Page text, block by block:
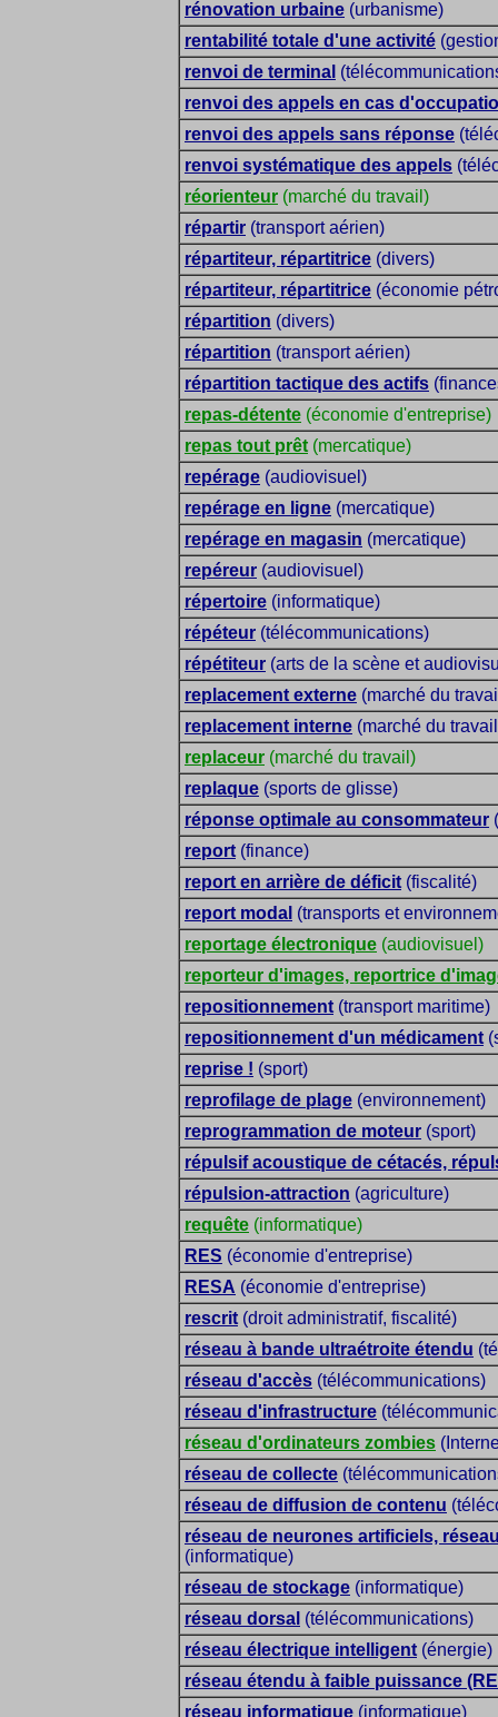
rénovation urbaine (urbanisme)
rentabilité totale d'une activité
renvoi de terminal
renvoi des appels en cas
renvoi des appels sans réponse
renvoi systématique des appels
réorienteur (marché du travail)
répartir (transport aérien)
répartiteur, répartitrice (divers)
répartiteur, répartitrice (économie
répartition (divers)
répartition (transport aérien)
répartition tactique des actifs
repas-détente (économie d'entreprise)
repas tout prêt (mercatique)
repérage (audiovisuel)
repérage en ligne (mercatique)
repérage en magasin (mercatique)
repéreur (audiovisuel)
répertoire (informatique)
répéteur (télécommunications)
répétiteur (arts de la scène et
replacement externe (marché du
replacement interne (marché du
replaceur (marché du travail)
replaque (sports de glisse)
réponse optimale au consommateur
report (finance)
report en arrière de déficit (fiscalité)
report modal (transports et
reportage électronique (audiovisuel)
reporteur d'images, reportrice
repositionnement (transport maritime)
repositionnement d'un médicament
reprise ! (sport)
reprofilage de plage (environnement)
reprogrammation de moteur (sport)
répulsif acoustique de cétacés,
répulsion-attraction (agriculture)
requête (informatique)
RES (économie d'entreprise)
RESA (économie d'entreprise)
rescrit (droit administratif, fiscalité)
réseau à bande ultraétroite étendu
réseau d'accès (télécommunications)
réseau d'infrastructure
réseau d'ordinateurs zombies
réseau de collecte
réseau de diffusion de contenu
réseau de neurones artificiels,
(informatique)
réseau de stockage (informatique)
réseau dorsal (télécommunications)
réseau électrique intelligent (énergie)
réseau étendu à faible puissance
réseau informatique (informatique)